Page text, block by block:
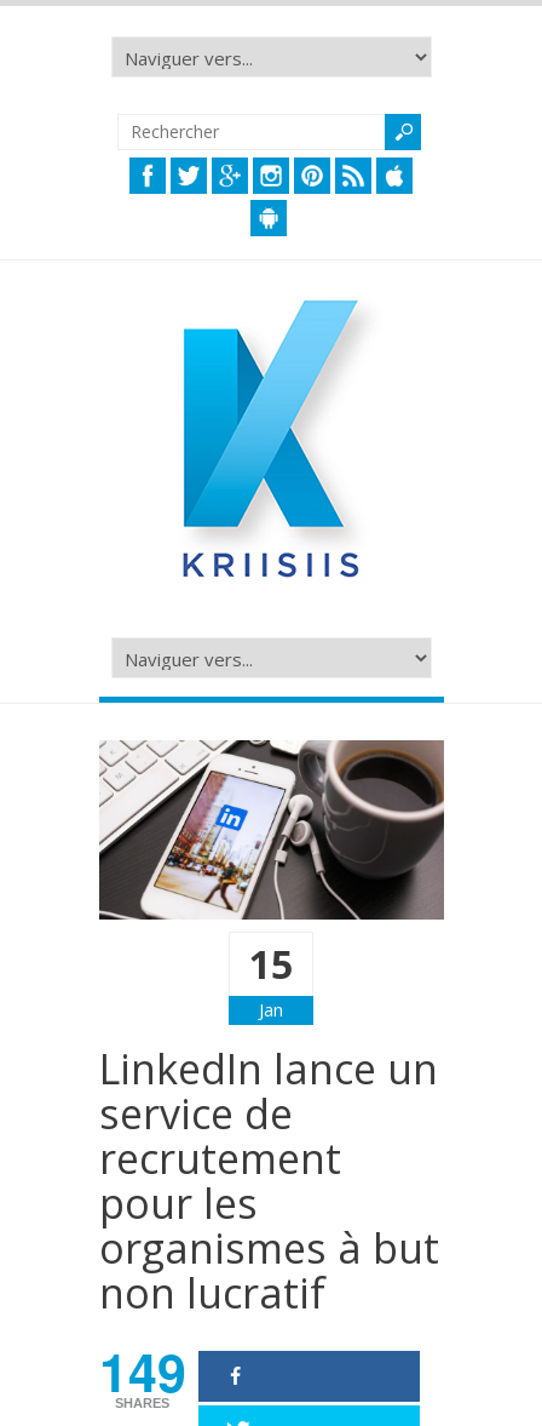
15
Jan
LinkedIn lance un
service de
recrutement
pour les
organismes à but
non lucratif
149
SHARES